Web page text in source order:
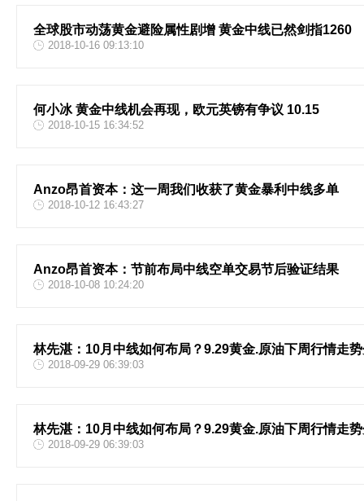
全球股市动荡黄金避险属性剧增 黄金中线已然剑指1260
2018-10-16 09:13:10
何小冰 黄金中线机会再现，欧元英镑有争议 10.15
2018-10-15 16:34:52
Anzo昂首资本：这一周我们收获了黄金暴利中线多单
2018-10-12 16:43:27
Anzo昂首资本：节前布局中线空单交易节后验证结果
2018-10-08 10:24:20
林先湛：10月中线如何布局？9.29黄金.原油下周行情走
2018-09-29 06:39:03
林先湛：10月中线如何布局？9.29黄金.原油下周行情走
2018-09-29 06:39:03